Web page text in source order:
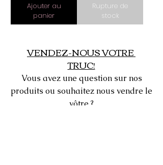
Ajouter au
panier
Rupture de
stock
VENDEZ-NOUS VOTRE
TRUC!
Vous avez une question sur nos
produits ou souhaitez nous vendre le
vôtre ?